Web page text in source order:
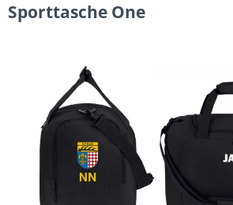
Sporttasche One